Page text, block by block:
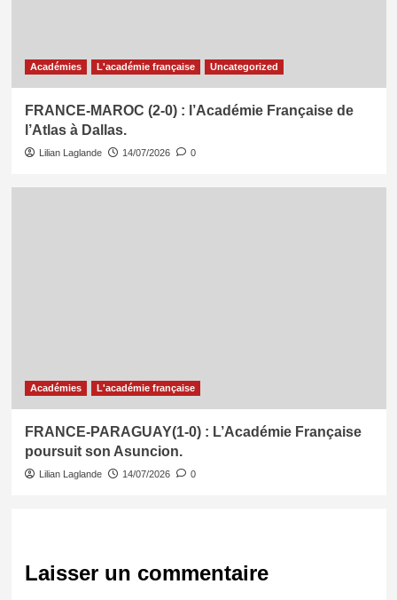
Académies L'académie française Uncategorized
FRANCE-MAROC (2-0) : l’Académie Française de
l’Atlas à Dallas.
Lilian Laglande 14/07/2026 0
Académies L'académie française
FRANCE-PARAGUAY(1-0) : L’Académie Française
poursuit son Asuncion.
Lilian Laglande 14/07/2026 0
Laisser un commentaire